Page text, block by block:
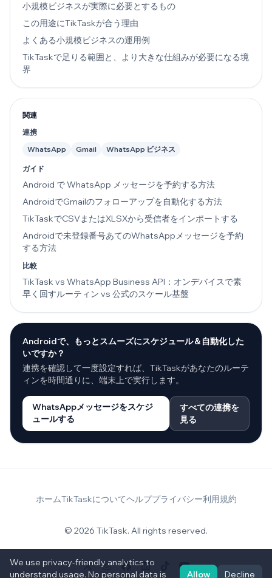
小規模ビジネスが実際に必要とするもの
この用途にTikTaskが合う理由
よくある小規模ビジネスの運用例
TikTaskで足りる範囲と、より大きな仕組みが必要になる境
界
関連
連携
WhatsApp
Gmail WhatsApp ビジネス
ガイド
Android で WhatsApp メッセージを予約する方法
AndroidでGmailのフォローアップを自動化する方法
TikTaskでCSVまたはXLSXから受信者をインポートする
Androidで未登録番号あてのWhatsAppメッセージを予約
する方法
比較
TikTask vs WhatsApp Business API：オンデバイスで素
早く回すルーティン vs 公式のスケール基盤
Androidで、もっとスムーズにスケジュール＆自動化した
いですか？
連携を確認して一度設定すれば、TikTaskがあなたのルーテ
ィンを時間通りに、端末上で実行します。
WhatsAppメッセージをスケジ
ュールする
すべての連携を
見る
ホームTikTaskについてヘルププライバシー利用規約
© 2026 TikTask. All rights reserved.
We use privacy-friendly analytics to
understand usage. No personal data is
Allow Decline